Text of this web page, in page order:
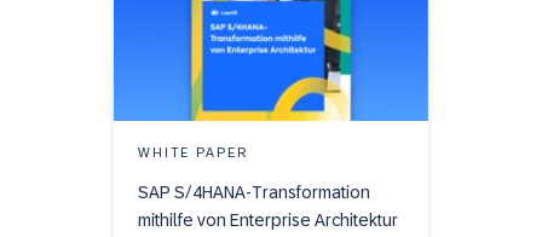
WHITE PAPER
SAP S/4HANA-Transformation
mithilfe von Enterprise Architektur